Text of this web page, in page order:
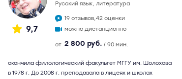
9,7
русский язык, литература
19 отзывов,42 оценки
можно дистанционно
от 2 800 руб. / 90 мин.
окончила филологический факультет МГГУ им. Шолохова
в 1978 г. До 2008 г. преподавала в лицеях и школах